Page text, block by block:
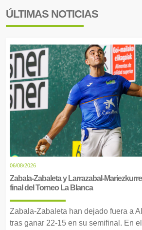
ÚLTIMAS NOTICIAS
06/08/2026
Zabala-Zabaleta y Larrazabal-
final del Torneo La Blanca
Zabala-Zabaleta han dejado fuera a
tras ganar 22-15 en su semifinal. En